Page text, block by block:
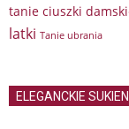
tanie ciuszki
latki Tanie ubrania
ELEGANCKIE